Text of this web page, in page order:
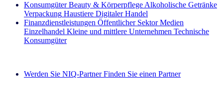
Konsumgüter Beauty & Körperpflege Alkoholische Getränke
Verpackung Haustiere Digitaler Handel
Finanzdienstleistungen Öffentlicher Sektor Medien
Einzelhandel Kleine und mittlere Unternehmen Technische
Konsumgüter
Werden Sie NIQ-Partner Finden Sie einen Partner